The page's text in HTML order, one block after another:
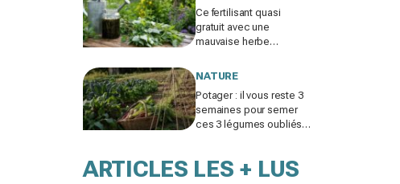
Ce fertilisant quasi
gratuit avec une
mauvaise herbe
vos plantes… si vous
NATURE
Potager : il vous reste 3
semaines pour semer
ces 3 légumes oubliés
arraché
ARTICLES LES + LUS